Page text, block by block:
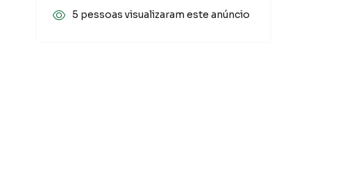
5 pessoas visualizaram este anúncio